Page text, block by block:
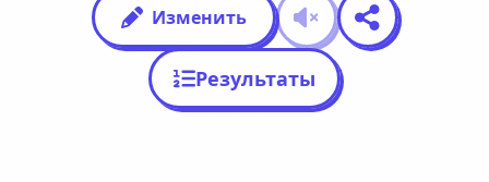
Изменить
Результаты